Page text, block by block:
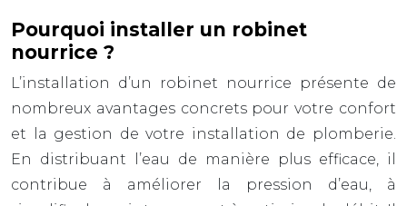
Pourquoi installer un robinet
nourrice ?
L’installation d’un robinet nourrice présente de
nombreux avantages concrets pour votre confort
et la gestion de votre installation de plomberie.
En distribuant l’eau de manière plus efficace, il
contribue à améliorer la pression d’eau, à